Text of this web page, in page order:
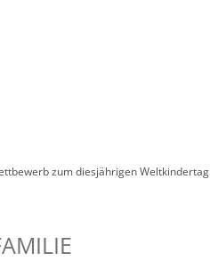
zum diesjährigen Weltkindertag